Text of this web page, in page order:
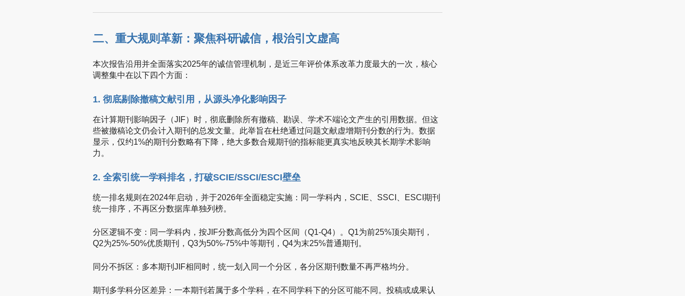
二、重大规则革新：聚焦科研诚信，根治引文虚高
本次报告沿用并全面落实2025年的诚信管理机制，是近三年评价体系改革力度最大的一次，核心
调整集中在以下四个方面：
1. 彻底剔除撤稿文献引用，从源头净化影响因子
在计算期刊影响因子（JIF）时，彻底删除所有撤稿、勘误、学术不端论文产生的引用数据。但这
些被撤稿论文仍会计入期刊的总发文量。此举旨在杜绝通过问题文献虚增期刊分数的行为。数据
显示，仅约1%的期刊分数略有下降，绝大多数合规期刊的指标能更真实地反映其长期学术影响
力。
2. 全索引统一学科排名，打破SCIE/SSCI/ESCI壁垒
统一排名规则在2024年启动，并于2026年全面稳定实施：同一学科内，SCIE、SSCI、ESCI期刊
统一排序，不再区分数据库单独列榜。
分区逻辑不变：同一学科内，按JIF分数高低分为四个区间（Q1-Q4）。Q1为前25%顶尖期刊，
Q2为25%-50%优质期刊，Q3为50%-75%中等期刊，Q4为末25%普通期刊。
同分不拆区：多本期刊JIF相同时，统一划入同一个分区，各分区期刊数量不再严格均分。
期刊多学科分区差异：一本期刊若属于多个学科，在不同学科下的分区可能不同。投稿或成果认